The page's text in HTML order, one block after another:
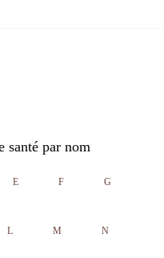
santé par nom
E F G
L M N